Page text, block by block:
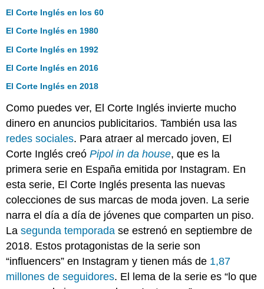
El Corte Inglés en los 60
El Corte Inglés en 1980
El Corte Inglésen 1992
El Corte Inglés en 2016
El Corte Inglés en 2018
Como puedes ver, El Corte Inglés invierte mucho
dinero en anuncios publicitarios. También usa las
redes sociales. Para atraer al mercado joven, El
Corte Inglés creóPipol in da house, que es la
primera serie en España emitida por Instagram. En
esta serie, El Corte Inglés presenta las nuevas
colecciones de sus marcas de moda joven. La serie
narra el día a día de jóvenes que comparten un piso.
Lasegunda temporada se estrenó en septiembre de
2018. Estos protagonistas de la serie son
“influencers” en Instagram y tienen más de 1,87
millones de seguidores. El lema de la serie es “lo que